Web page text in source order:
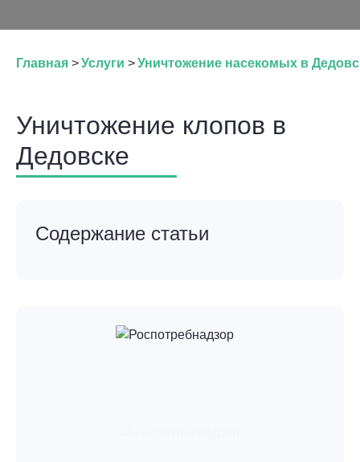
Главная >Услуги >Уничтожение насекомых в
Уничтожение клопов в
Дедовске
Содержание статьи